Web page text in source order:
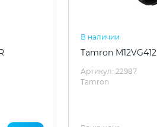
В наличии
Tamron M12VG412
Артикул: 22987
Tamron